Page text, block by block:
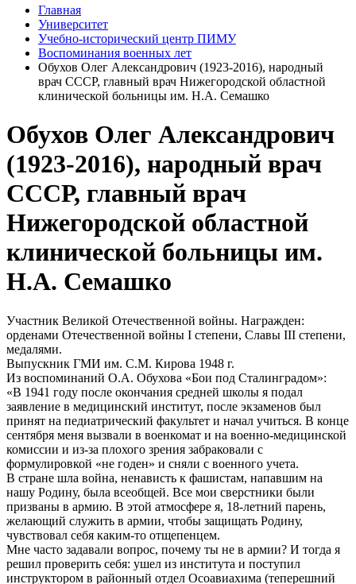
Главная
Университет
Учебно-исторический центр ПИМУ
Воспоминания военных лет
Обухов Олег Александрович (1923-2016), народный
врач СССР, главный врач Нижегородской областной
клинической больницы им. Н.А. Семашко
Обухов Олег Александрович
(1923-2016), народный врач
СССР, главный врач
Нижегородской областной
клинической больницы им.
Н.А. Семашко
Участник Великой Отечественной войны. Награжден:
орденами Отечественной войны I степени, Славы III степени,
медалями.
Выпускник ГМИ им. С.М. Кирова 1948 г.
Из воспоминаний О.А. Обухова «Бои под Сталинградом»:
«В 1941 году после окончания средней школы я подал
заявление в медицинский институт, после экзаменов был
принят на педиатрический факультет и начал учиться. В конце
сентября меня вызвали в военкомат и на военно-медицинской
комиссии и из-за плохого зрения забраковали с
формулировкой «не годен» и сняли с военного учета.
В стране шла война, ненависть к фашистам, напавшим на
нашу Родину, была всеобщей. Все мои сверстники были
призваны в армию. В этой атмосфере я, 18-летний парень,
желающий служить в армии, чтобы защищать Родину,
чувствовал себя каким-то отщепенцем.
Мне часто задавали вопрос, почему ты не в армии? И тогда я
решил проверить себя: ушел из института и поступил
инструктором в районный отдел Осоавиахима (теперешний